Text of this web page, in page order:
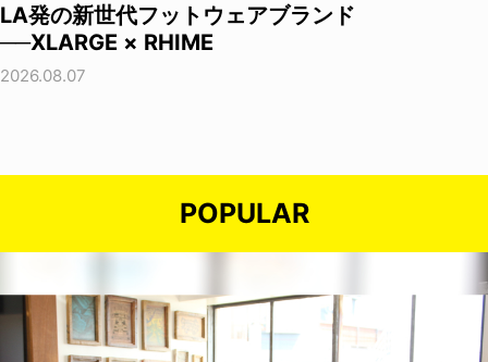
LA発の新世代フットウェアブランド
──XLARGE × RHIME
2026.08.07
POPULAR